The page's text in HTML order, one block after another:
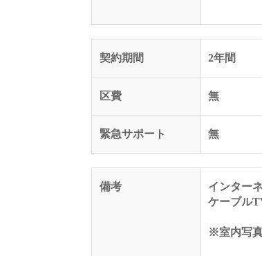
契約期間 2年間
区費 無
緊急サポート 無
備考
インター
ケーブル
※室内写